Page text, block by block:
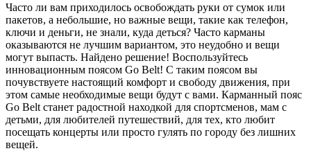
Часто ли вам приходилось освобождать руки от сумок или
пакетов, а небольшие, но важные вещи, такие как телефон,
ключи и деньги, не знали, куда деться? Часто карманы
оказываются не лучшим вариантом, это неудобно и вещи
могут выпасть. Найдено решение! Воспользуйтесь
инновационным поясом Go Belt! С таким поясом вы
почувствуете настоящий комфорт и свободу движения, при
этом самые необходимые вещи будут с вами. Карманный пояс
Go Belt станет радостной находкой для спортсменов, мам с
детьми, для любителей путешествий, для тех, кто любит
посещать концерты или просто гулять по городу без лишних
вещей.